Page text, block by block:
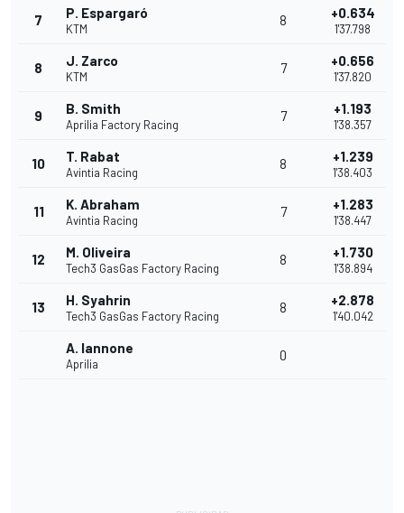
7 P. Espargaró
KTM
8 +0.634
1'37.798
8 J. Zarco
KTM
7 +0.656
1'37.820
9 B. Smith
Aprilia Factory Racing
7 +1.193
1'38.357
10 T. Rabat
Avintia Racing
8 +1.239
1'38.403
11 K. Abraham
Avintia Racing
7 +1.283
1'38.447
12 M. Oliveira
Tech3 GasGas Factory Racing
8 +1.730
1'38.894
13 H. Syahrin
Tech3 GasGas Factory Racing
8 +2.878
1'40.042
A. Iannone
Aprilia
0